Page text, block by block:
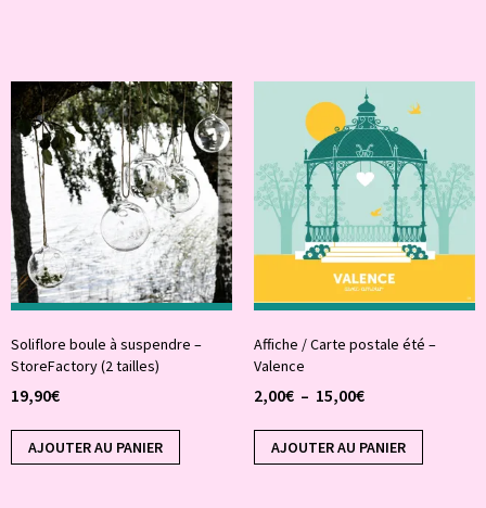
Soliflore boule à suspendre –
StoreFactory (2 tailles)
19,90€
AJOUTER AU PANIER
Affiche / Carte postale été –
Valence
2,00€ – 15,00€
AJOUTER AU PANIER